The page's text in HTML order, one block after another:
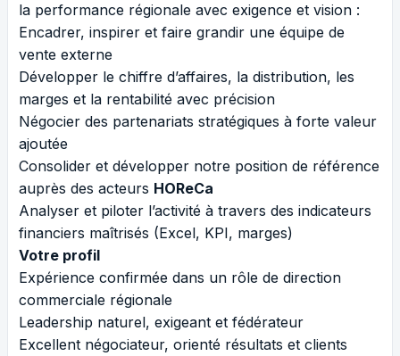
la performance régionale avec exigence et vision :
Encadrer, inspirer et faire grandir une équipe de
vente externe
Développer le chiffre d’affaires, la distribution, les
marges et la rentabilité avec précision
Négocier des partenariats stratégiques à forte valeur
ajoutée
Consolider et développer notre position de référence
auprès des acteurs HOReCa
Analyser et piloter l’activité à travers des indicateurs
financiers maîtrisés (Excel, KPI, marges)
Votre profil
Expérience confirmée dans un rôle de direction
commerciale régionale
Leadership naturel, exigeant et fédérateur
Excellent négociateur, orienté résultats et clients